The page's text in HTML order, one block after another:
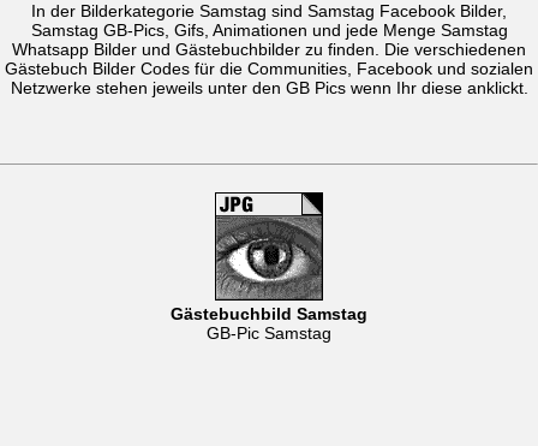
In der Bilderkategorie Samstag sind Samstag Facebook Bilder,
Samstag GB-Pics, Gifs, Animationen und jede Menge Samstag
Whatsapp Bilder und Gästebuchbilder zu finden. Die verschiedenen
Gästebuch Bilder Codes für die Communities, Facebook und sozialen
Netzwerke stehen jeweils unter den GB Pics wenn Ihr diese anklickt.
Gästebuchbild Samstag
GB-Pic Samstag